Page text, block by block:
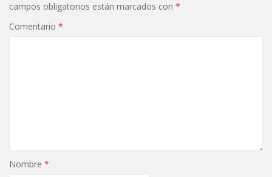
campos obligatorios están marcados con *
Comentario *
Nombre *